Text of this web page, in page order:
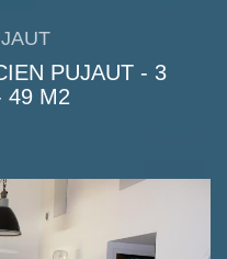
PUJAUT - 3
49 M2